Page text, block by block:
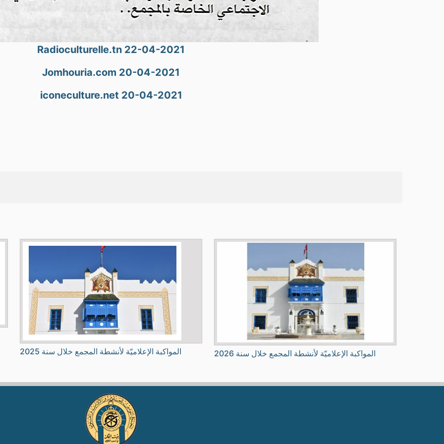
Radioculturelle.tn 22-04-2021
Jomhouria.com 20-04-2021
iconeculture.net 20-04-2021
المواكبة الإعلاميّة لأنشطة المجمع خلال سنة 2026 المواكبة الإعلاميّة لأنشطة المجمع خلال سنة 2025